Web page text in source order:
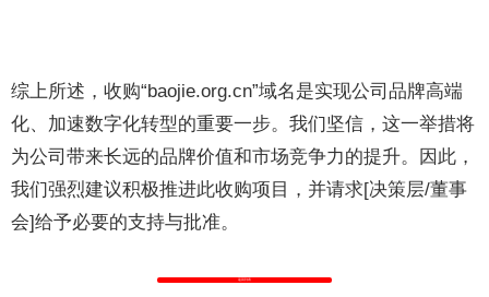
综上所述，收购“baojie.org.cn”域名是实现公司品牌高端
化、加速数字化转型的重要一步。我们坚信，这一举措将
为公司带来长远的品牌价值和市场竞争力的提升。因此，
我们强烈建议积极推进此收购项目，并请求[决策层/董事
会]给予必要的支持与批准。
返回列表